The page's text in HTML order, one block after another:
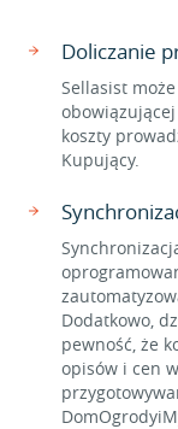
Doliczanie
Sellasist
koszty
Kupujący.
Dodatkowo,
pewność, że
opisów i cen